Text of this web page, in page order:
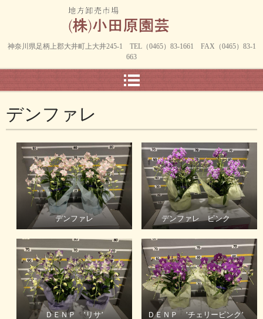
神奈川県足柄上郡大井町上大井245-1 TEL（0465）83-1661 FAX（0465）83-1
663
デンファレ
デンファレ デンファレ ピンク
ＤＥＮＰ ’リサ’ ＤＥＮＰ ’チェリーピンク’